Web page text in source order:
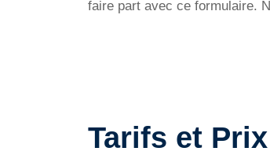
faire part avec ce formulaire.
Tarifs et Prix